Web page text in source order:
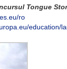
Tongue
ro
education/